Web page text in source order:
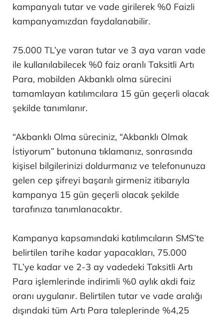
kampanyalı tutar ve vade girilerek %0 Faizli
kampanyamızdan faydalanabilir.
75.000 TL’ye varan tutar ve 3 aya varan vade
ile kullanılabilecek %0 faiz oranlı Taksitli Artı
Para, mobilden Akbanklı olma sürecini
tamamlayan katılımcılara 15 gün geçerli olacak
şekilde tanımlanır.
“Akbanklı Olma süreciniz, “Akbanklı Olmak
İstiyorum” butonuna tıklamanız, sonrasında
kişisel bilgilerinizi doldurmanız ve telefonunuza
gelen cep şifreyi başarılı girmeniz itibarıyla
kampanya 15 gün geçerli olacak şekilde
tarafınıza tanımlanacaktır.
Kampanya kapsamındaki katılımcıların SMS’te
belirtilen tarihe kadar yapacakları, 75.000
TL’ye kadar ve 2-3 ay vadedeki Taksitli Artı
Para işlemlerinde indirimli %0 aylık akdi faiz
oranı uygulanır. Belirtilen tutar ve vade aralığı
dışındaki tüm Artı Para taleplerinde %4,25